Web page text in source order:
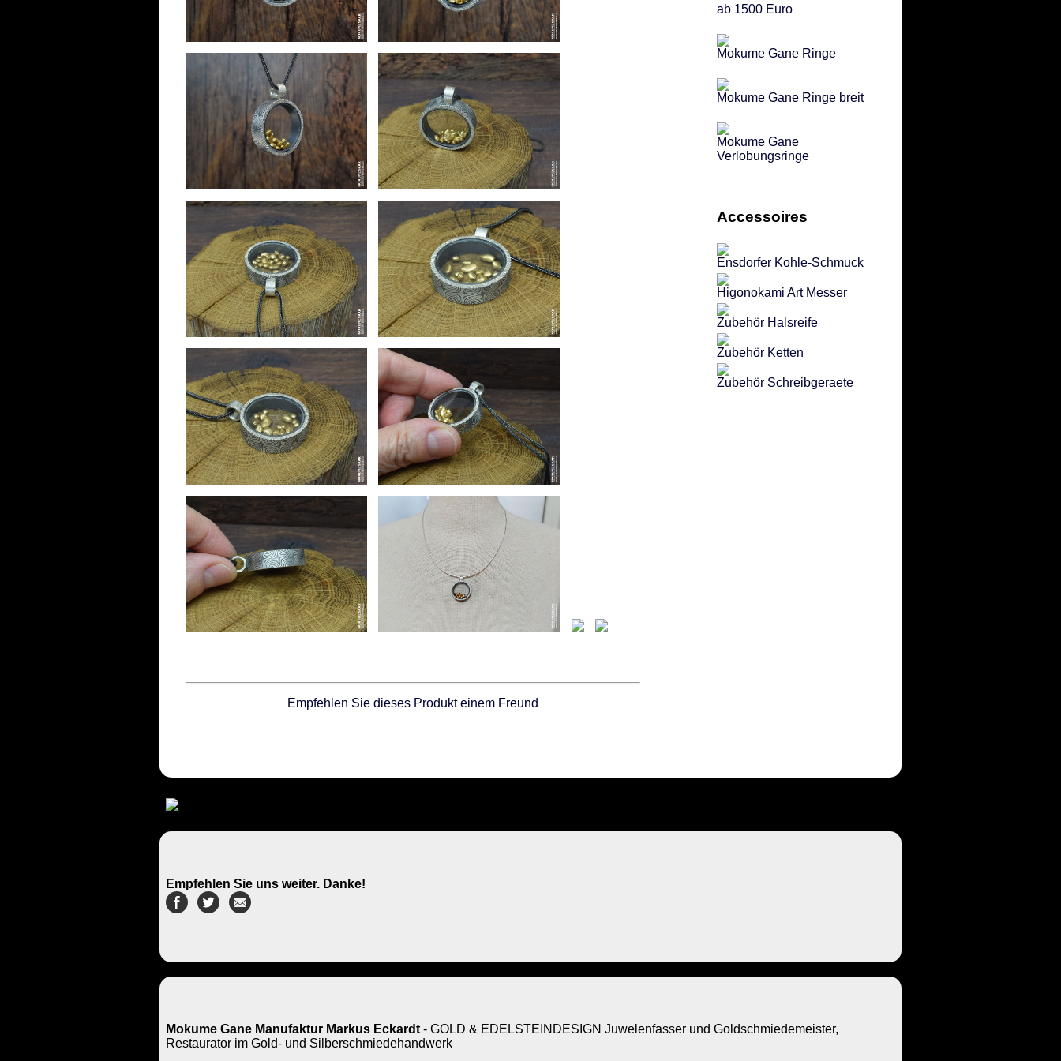
Empfehlen Sie dieses Produkt einem Freund
ab 1500 Euro
Mokume Gane Ringe
Mokume Gane Ringe breit
Mokume Gane
Verlobungsringe
Accessoires
Ensdorfer Kohle-Schmuck
Higonokami Art Messer
Zubehör Halsreife
Zubehör Ketten
Zubehör Schreibgeraete
Empfehlen Sie uns weiter. Danke!
Mokume Gane Manufaktur Markus Eckardt - GOLD & EDELSTEINDESIGN Juwelenfasser und Goldschmiedemeister,
Restaurator im Gold- und Silberschmiedehandwerk